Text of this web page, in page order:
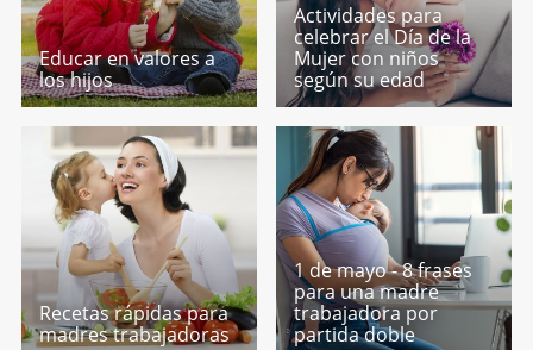
Educar en valores a
los hijos
Actividades para
celebrar el Día de la
Mujer con niños
según su edad
Recetas rápidas para
madres trabajadoras
1 de mayo - 8 frases
para una madre
trabajadora por
partida doble